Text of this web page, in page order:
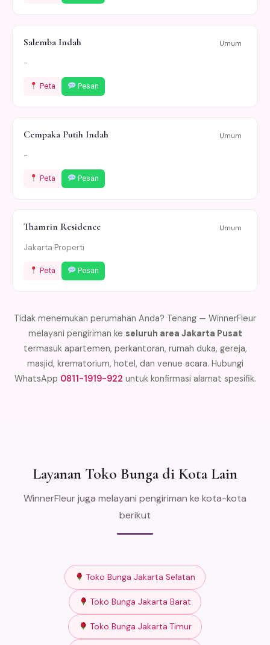
Salemba Indah Umum
-
Peta Pesan
Cempaka Putih Indah Umum
-
Peta Pesan
Thamrin Residence Umum
Jakarta Properti
Peta Pesan
Tidak menemukan perumahan Anda? Tenang — WinnerFleur
melayani pengiriman ke seluruh area Jakarta Pusat
termasuk apartemen, perkantoran, rumah duka, gereja,
masjid, krematorium, hotel, dan venue acara. Hubungi
WhatsApp 0811-1919-922 untuk konfirmasi alamat spesifik.
Layanan Toko Bunga di Kota Lain
WinnerFleur juga melayani pengiriman ke kota-kota
berikut
Toko Bunga Jakarta Selatan
Toko Bunga Jakarta Barat
Toko Bunga Jakarta Timur